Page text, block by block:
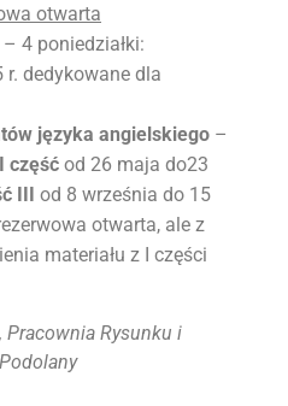
otwarta
– 4 poniedziałki:
r. dedykowane dla
języka angielskiego –
część od 26 maja do23
III od 8 września do 15
otwarta, ale z
materiału z I części
Pracownia Rysunku i